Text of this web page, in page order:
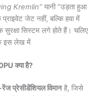
Kremlin” यानी “उड़ता हुआ
जेट नहीं, बल्कि हवा में
सिस्टम लगे होते हैं। चलिए
इस लेख में
क्या है?
प्रेसीडेंशियल विमानहै, जिसे